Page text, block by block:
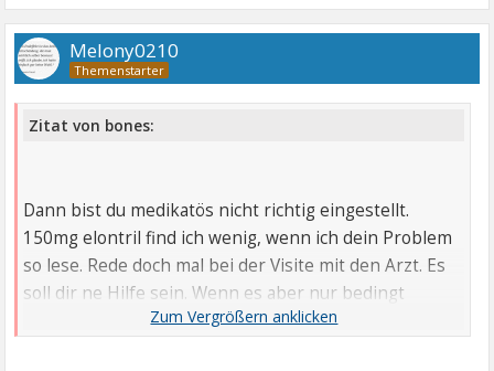
Melony0210
Zitat von bones:
Dann bist du medikatös nicht richtig eingestellt.
150mg elontril find ich wenig, wenn ich dein Problem
so lese. Rede doch mal bei der Visite mit den Arzt. Es
soll dir ne Hilfe sein. Wenn es aber nur bedingt
hilft,ist es ja nicht in Ordnung.